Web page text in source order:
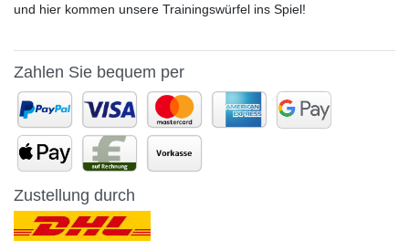
und hier kommen unsere Trainingswürfel ins Spiel!
Zahlen Sie bequem per
Zustellung durch